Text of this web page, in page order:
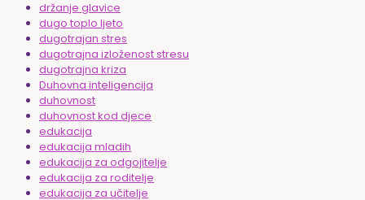
držanje glavice
dugo toplo ljeto
dugotrajan stres
dugotrajna izloženost stresu
dugotrajna kriza
Duhovna inteligencija
duhovnost
duhovnost kod djece
edukacija
edukacija mladih
edukacija za odgojitelje
edukacija za roditelje
edukacija za učitelje